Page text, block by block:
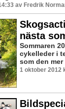
av Fredrik
nästa
Sommaren
cykelleder i
som den
1 oktober 2012